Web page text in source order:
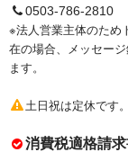
リサイクルトナ
リサイクルトナ
0503-786-2810
※法人営業主体のため
在の場合、メッセー
ます。
土日祝は定休です。
消費税適格請